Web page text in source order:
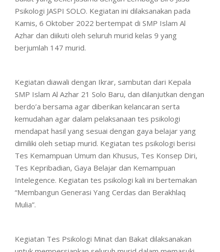
Psikologi JASPI SOLO. Kegiatan ini dilaksanakan pada
Kamis, 6 Oktober 2022 bertempat di SMP Islam Al
Azhar dan diikuti oleh seluruh murid kelas 9 yang
berjumlah 147 murid.
Kegiatan diawali dengan Ikrar, sambutan dari Kepala
SMP Islam Al Azhar 21 Solo Baru, dan dilanjutkan dengan
berdo’a bersama agar diberikan kelancaran serta
kemudahan agar dalam pelaksanaan tes psikologi
mendapat hasil yang sesuai dengan gaya belajar yang
dimiliki oleh setiap murid. Kegiatan tes psikologi berisi
Tes Kemampuan Umum dan Khusus, Tes Konsep Diri,
Tes Kepribadian, Gaya Belajar dan Kemampuan
Intelegence. Kegiatan tes psikologi kali ini bertemakan
“Membangun Generasi Yang Cerdas dan Berakhlaq
Mulia”.
Kegiatan Tes Psikologi Minat dan Bakat dilaksanakan